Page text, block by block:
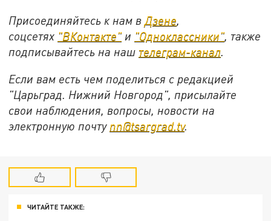
Присоединяйтесь к нам в Дзене
соцсетях "ВКонтакте" и "Одноклассники" также
подписывайтесь на наш телеграм-канал
Если вам есть чем поделиться с редакцией
"Царьград. Нижний Новгород", присылайте
свои наблюдения, вопросы, новости на
электронную почту nn@tsargrad.tv.
ЧИТАЙТЕ ТАКЖЕ: